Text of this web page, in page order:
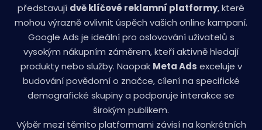
představují dvě klíčové reklamní platformy, které
mohou výrazně ovlivnit úspěch vašich online kampaní.
Google Ads je ideální pro oslovování uživatelů s
vysokým nákupním záměrem, kteří aktivně hledají
produkty nebo služby. Naopak Meta Ads exceluje v
budování povědomí o značce, cílení na specifické
demografické skupiny a podporuje interakce se
širokým publikem.
Výběr mezi těmito platformami závisí na konkrétních